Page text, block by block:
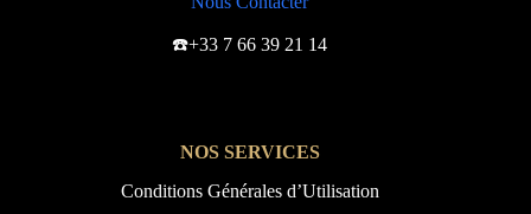
☎️+33 7 66 39 21 14
NOS SERVICES
Conditions Générales d’Utilisation